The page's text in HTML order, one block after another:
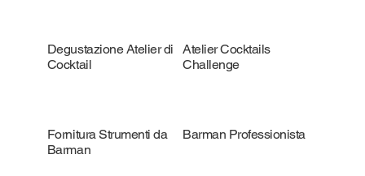
Degustazione Atelier di
Cocktail
Atelier Cocktails
Challenge
Fornitura Strumenti da
Barman
Barman Professionista